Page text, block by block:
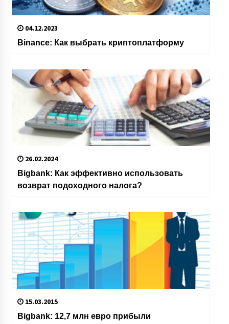
04.12.2023
Binance: Как выбрать криптоплатформу
26.02.2024
Bigbank: Как эффективно использовать
возврат подоходного налога?
15.03.2015
Bigbank: 12,7 млн евро прибыли